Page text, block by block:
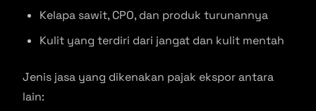
Kelapa sawit, CPO, dan produk turunannya
Kulit yang terdiri dari jangat dan kulit mentah
Jenis jasa yang dikenakan pajak ekspor antara
lain: